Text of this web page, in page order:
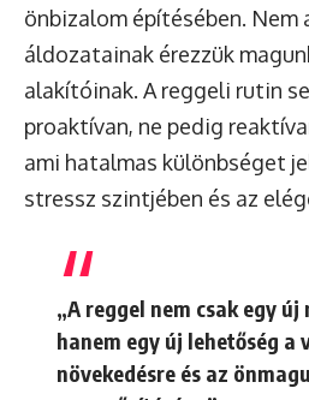
önbizalom építésében. Nem
áldozatainak érezzük
alakítóinak. A reggeli rutin
proaktívan, ne pedig
ami hatalmas különbséget
stressz szintjében és az
„A reggel nem csak egy új
hanem egy új lehetőség a
növekedésre és az